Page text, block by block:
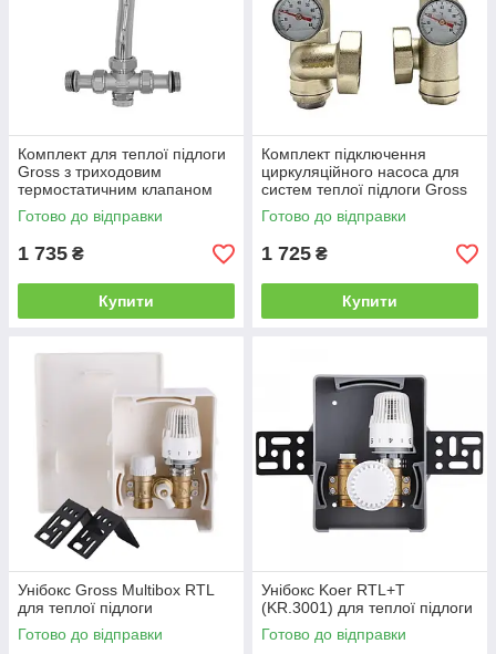
Комплект для теплої підлоги
Gross з триходовим
термостатичним клапаном
Готово до відправки
1 735 ₴
Купити
Комплект підключення
циркуляційного насоса для
систем теплої підлоги Gross
1"
Готово до відправки
1 725 ₴
Купити
Унібокс Gross Multibox RTL
для теплої підлоги
Готово до відправки
Унібокс Koer RTL+T
(KR.3001) для теплої підлоги
Готово до відправки